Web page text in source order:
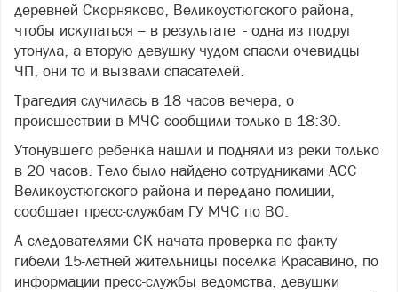
деревней Скорняково, Великоустюгского района,
чтобы искупаться – в результате - одна из подруг
утонула, а вторую девушку чудом спасли очевидцы
ЧП, они то и вызвали спасателей.
Трагедия случилась в 18 часов вечера, о
происшествии в МЧС сообщили только в 18:30.
Утонувшего ребенка нашли и подняли из реки только
в 20 часов. Тело было найдено сотрудниками АСС
Великоустюгского района и передано полиции,
сообщает пресс-службам ГУ МЧС по ВО.
А следователями СК начата проверка по факту
гибели 15-летней жительницы поселка Красавино, по
информации пресс-службы ведомства, девушки